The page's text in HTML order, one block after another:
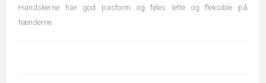
Handskerne har god pasform og føles lette og fleksible på
hænderne.